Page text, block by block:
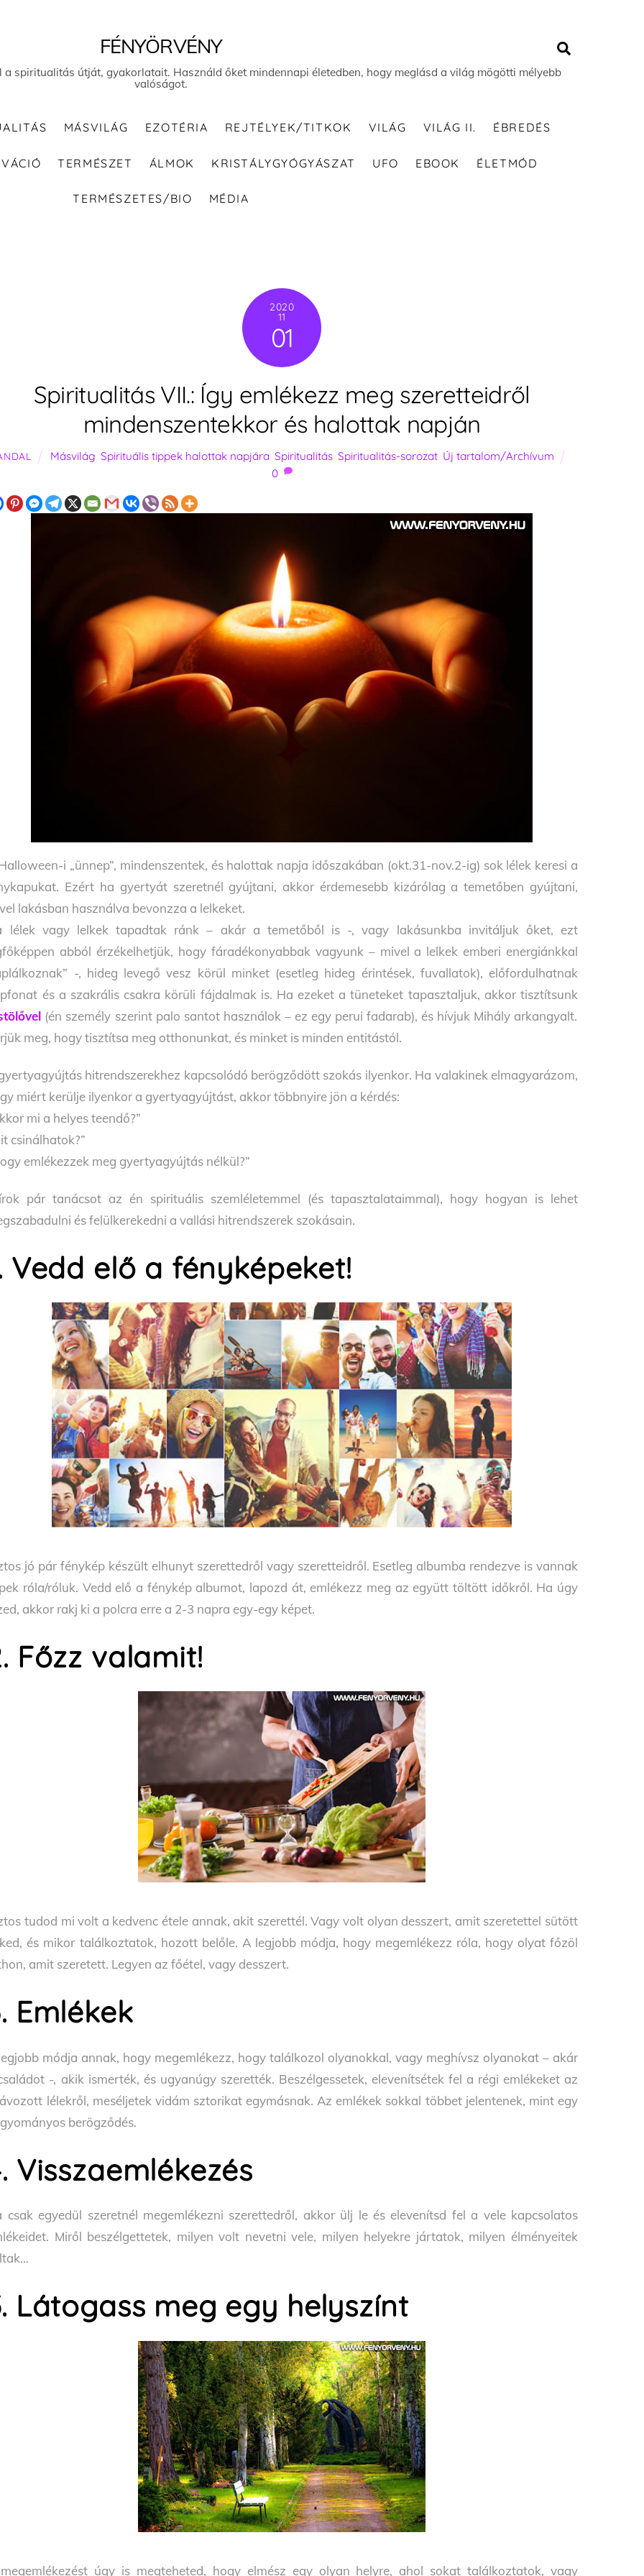
FÉNYÖRVÉNY
a spiritualitás útját, gyakorlatait. Használd őket mindennapi életedben, hogy meglásd a világ mögötti mélyebb
valóságot.
MÁSVILÁG EZOTÉRIA REJTÉLYEK/TITKOK VILÁG VILÁG II. ÉBREDÉS
TERMÉSZET ÁLMOK KRISTÁLYGYÓGYÁSZAT UFO EBOOK ÉLETMÓD
TERMÉSZETES/BIO MÉDIA
2020
11
01
Spiritualitás VII.: Így emlékezz meg szeretteidről
mindenszentekkor és halottak napján
Másvilág ,Spirituális tippek halottak napjára ,Spiritualitás ,Spiritualitás-sorozat Új tartalom/Archívum
0
i „ünnep”, mindenszentek, és halottak napja időszakában (okt.31-nov.2-ig) sok lélek keresi a
Ezért ha gyertyát szeretnél gyújtani, akkor érdemesebb kizárólag a temetőben gyújtani,
lakásban használva bevonzza a lelkeket.
lélek vagy lelkek tapadtak ránk – akár a temetőből is -, vagy lakásunkba invitáljuk őket, ezt
abból érzékelhetjük, hogy fáradékonyabbak vagyunk – mivel a lelkek emberi energiánkkal
-, hideg levegő vesz körül minket (esetleg hideg érintések, fuvallatok), előfordulhatnak
és a szakrális csakra körüli fájdalmak is. Ha ezeket a tüneteket tapasztaljuk, akkor tisztítsunk
(én személy szerint palo santot használok – ez egy perui fadarab), és hívjuk Mihály arkangyalt.
meg, hogy tisztítsa meg otthonunkat, és minket is minden entitástól.
hitrendszerekhez kapcsolódó berögződött szokás ilyenkor. Ha valakinek elmagyarázom,
miért kerülje ilyenkor a gyertyagyújtást, akkor többnyire jön a kérdés:
mi a helyes teendő?”
csinálhatok?”
emlékezzek meg gyertyagyújtás nélkül?”
pár tanácsot az én spirituális szemléletemmel (és tapasztalataimmal), hogy hogyan is lehet
és felülkerekedni a vallási hitrendszerek szokásain.
Vedd elő a fényképeket!
jó pár fénykép készült elhunyt szerettedről vagy szeretteidről. Esetleg albumba rendezve is vannak
róla/róluk. Vedd elő a fénykép albumot, lapozd át, emlékezz meg az együtt töltött időkről. Ha úgy
akkor rakj ki a polcra erre a 2-3 napra egy-egy képet.
Főzz valamit!
tudod mi volt a kedvenc étele annak, akit szerettél. Vagy volt olyan desszert, amit szeretettel sütött
és mikor találkoztatok, hozott belőle. A legjobb módja, hogy megemlékezz róla, hogy olyat főzöl
amit szeretett. Legyen az főétel, vagy desszert.
Emlékek
módja annak, hogy megemlékezz, hogy találkozol olyanokkal, vagy meghívsz olyanokat – akár
-, akik ismerték, és ugyanúgy szerették. Beszélgessetek, elevenítsétek fel a régi emlékeket az
lélekről, meséljetek vidám sztorikat egymásnak. Az emlékek sokkal többet jelentenek, mint egy
berögződés.
Visszaemlékezés
csak egyedül szeretnél megemlékezni szerettedről, akkor ülj le és elevenítsd fel a vele kapcsolatos
Miről beszélgettetek, milyen volt nevetni vele, milyen helyekre jártatok, milyen élményeitek
Látogass meg egy helyszínt
úgy is megteheted, hogy elmész egy olyan helyre, ahol sokat találkoztatok, vagy